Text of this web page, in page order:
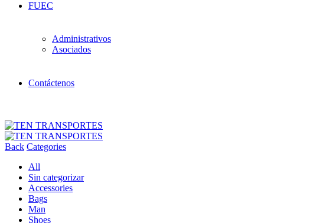
FUEC
Administrativos
Asociados
Contáctenos
Back Categories
All
Sin categorizar
Accessories
Bags
Man
Shoes